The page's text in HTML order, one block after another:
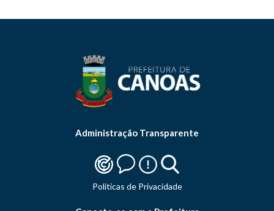
Administração Transparente
Politicas de Privacidade